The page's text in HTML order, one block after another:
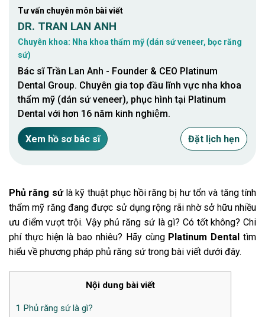
Tư vấn chuyên môn bài viết
DR. TRAN LAN ANH
Chuyên khoa: Nha khoa thẩm mỹ (dán sứ veneer, bọc răng
sứ)
Bác sĩ Trần Lan Anh - Founder & CEO Platinum
Dental Group. Chuyên gia top đầu lĩnh vực nha khoa
thẩm mỹ (dán sứ veneer), phục hình tại Platinum
Dental với hơn 16 năm kinh nghiệm.
Xem hồ sơ bác sĩ Đặt lịch hẹn
Phủ răng sứlà kỹ thuật phục hồi răng bị hư tổn và tăng tính
thẩm mỹ răng đang được sử dụng rộng rãi nhờ sở hữu nhiều
ưu điểm vượt trội. Vậy phủ răng sứ là gì? Có tốt không? Chi
phí thực hiện là bao nhiêu? Hãy cùng Platinum Dental tìm
hiểu về phương pháp phủ răng sứ trong bài viết dưới đây.
Nội dung bài viết
1 Phủ răng sứ là gì?